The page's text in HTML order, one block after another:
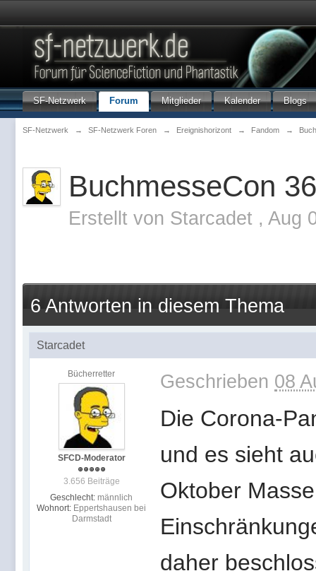
SF-Netzwerk Forum Mitglieder Kalender Blogs
SF-Netzwerk → SF-Netzwerk Foren → Ereignishorizont → Fandom →
BuchmesseCon
Erstellt von Starcadet , Aug
6 Antworten in diesem Thema
Starcadet
Bücherretter
SFCD-Moderator
3.656 Beiträge
Geschlecht: männlich
Wohnort: Eppertshausen bei
Darmstadt
Geschrieben 08
Die Corona-
und es sieht
Oktober
daher